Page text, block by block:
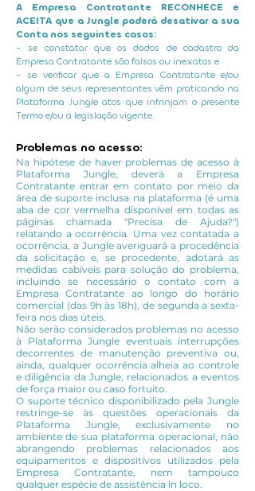
A Empresa Contratante RECONHECE e
ACEITA que a Jungle poderá desativar a sua
Conta nos seguintes casos:
- se constatar que os dados de cadastro da
Empresa Contratante são falsos ou inexatos e
- se verificar que a Empresa Contratante e/ou
algum de seus representantes vêm praticando na
Plataforma Jungle atos que infrinjam o presente
Termo e/ou a legislação vigente.
Problemas no acesso:
Na hipótese de haver problemas de acesso à
Plataforma Jungle, deverá a Empresa
Contratante entrar em contato por meio da
área de suporte inclusa na plataforma (é uma
aba de cor vermelha disponível em todas as
páginas chamada "Precisa de Ajuda?")
relatando a ocorrência. Uma vez contatada a
ocorrência, a Jungle averiguará a procedência
da solicitação e, se procedente, adotará as
medidas cabíveis para solução do problema,
incluindo se necessário o contato com a
Empresa Contratante ao longo do horário
comercial (das 9h às 18h), de segunda a sexta-
feira nos dias úteis.
Não serão considerados problemas no acesso
à Plataforma Jungle eventuais interrupções
decorrentes de manutenção preventiva ou,
ainda, qualquer ocorrência alheia ao controle
e diligência da Jungle, relacionados a eventos
de força maior ou caso fortuito.
O suporte técnico disponibilizado pela Jungle
restringe-se às questões operacionais da
Plataforma Jungle, exclusivamente no
ambiente de sua plataforma operacional, não
abrangendo problemas relacionados aos
equipamentos e dispositivos utilizados pela
Empresa Contratante, nem tampouco
qualquer espécie de assistência in loco.